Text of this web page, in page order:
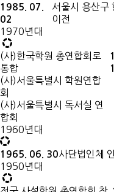
1985. 07.
02
서울시 용산구
이전
1970년대
(사)한국학원 총연합회로
통합
(사)서울특별시 학원연합
회
(사)서울특별시 독서실 연
합회
1960년대
1965. 06. 30사단법인체
1950년대